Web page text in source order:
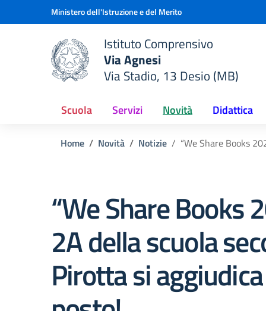
Vai ai contenuti
Vai al menu di navigazioneMinistero dell'Istruzione e del Merito
scuola
Istituto Comprensivo
Via Agnesi
Via Stadio, 13 Desio (MB)
Scuola Servizi Novità Didattica
Home Novità Notizie “We Share Books
“We Share Books
2A della scuola
Pirotta si